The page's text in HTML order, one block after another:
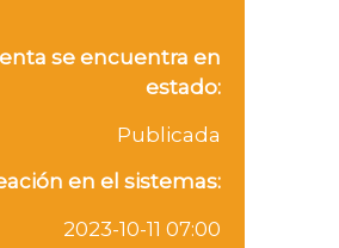
se encuentra en
estado:
Publicada
en el sistemas:
2023-10-11 07:00